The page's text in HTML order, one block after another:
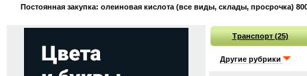
Постоянная закупка: олеиновая кислота (все виды, склады, просрочка)
Транспорт (25)
Другие рубрики